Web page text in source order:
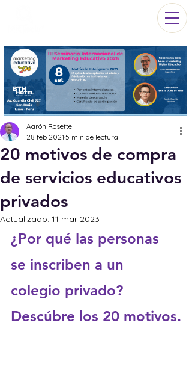
20 motivos de compra
de servicios educativos
privados
Aarón Rosette
28 feb 2021 5 min de lectura
Actualizado: 11 mar 2023
¿Por qué las personas
se inscriben a un
colegio privado?
Descúbre los 20 motivos.